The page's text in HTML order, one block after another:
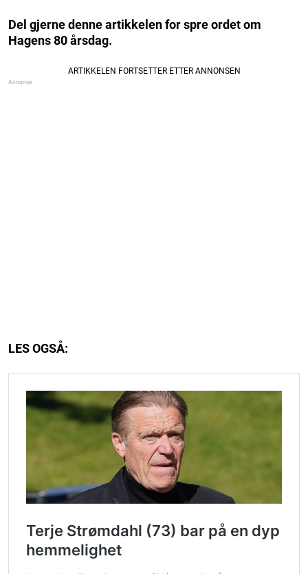
Del gjerne denne artikkelen for spre ordet om
Hagens 80 årsdag.
LES OGSÅ: